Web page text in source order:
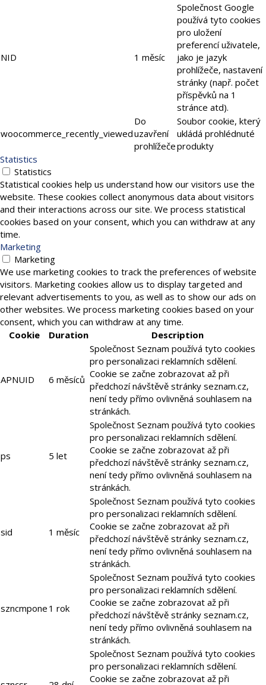
NID 1 měsíc
Společnost Google
používá tyto cookies
pro uložení
preferencí uživatele,
jako je jazyk
prohlížeče, nastavení
stránky (např. počet
příspěvků na 1
stránce atd).
woocommerce_recently_viewed
Do
uzavření
prohlížeče
Soubor cookie, který
ukládá prohlédnuté
produkty
Statistics
Statistics
Statistical cookies help us understand how our visitors use the
website. These cookies collect anonymous data about visitors
and their interactions across our site. We process statistical
cookies based on your consent, which you can withdraw at any
time.
Marketing
Marketing
We use marketing cookies to track the preferences of website
visitors. Marketing cookies allow us to display targeted and
relevant advertisements to you, as well as to show our ads on
other websites. We process marketing cookies based on your
consent, which you can withdraw at any time.
Cookie
Duration Description
APNUID 6 měsíců
Společnost Seznam používá tyto cookies
pro personalizaci reklamních sdělení.
Cookie se začne zobrazovat až při
předchozí návštěvě stránky seznam.cz,
není tedy přímo ovlivněná souhlasem na
stránkách.
ps 5 let
Společnost Seznam používá tyto cookies
pro personalizaci reklamních sdělení.
Cookie se začne zobrazovat až při
předchozí návštěvě stránky seznam.cz,
není tedy přímo ovlivněná souhlasem na
stránkách.
sid 1 měsíc
Společnost Seznam používá tyto cookies
pro personalizaci reklamních sdělení.
Cookie se začne zobrazovat až při
předchozí návštěvě stránky seznam.cz,
není tedy přímo ovlivněná souhlasem na
stránkách.
szncmpone 1 rok
Společnost Seznam používá tyto cookies
pro personalizaci reklamních sdělení.
Cookie se začne zobrazovat až při
předchozí návštěvě stránky seznam.cz,
není tedy přímo ovlivněná souhlasem na
stránkách.
Společnost Seznam používá tyto cookies
pro personalizaci reklamních sdělení.
Cookie se začne zobrazovat až při